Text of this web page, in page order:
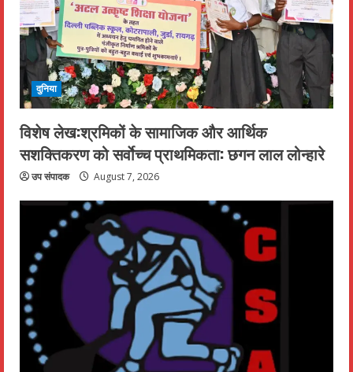
दुनिया
विशेष लेख:श्रमिकों के सामाजिक और आर्थिक
सशक्तिकरण को सर्वाेच्च प्राथमिकता: छगन लाल लोन्हारे
उप संपादक August 7, 2026